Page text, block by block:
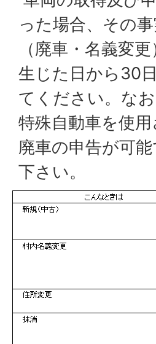
った場合、その
（廃車・名義変
生じた日から30
てください。な
特殊自動車を使
廃車の申告が可
下さい。